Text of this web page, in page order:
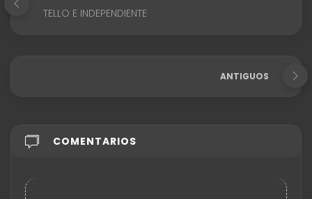
TELLO E INDEPENDIENTE
ANTIGUOS
COMENTARIOS